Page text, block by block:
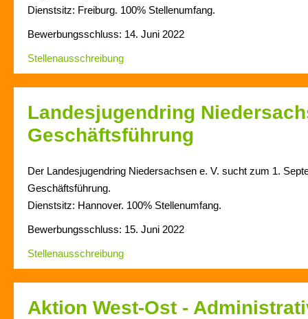
Dienstsitz: Freiburg. 100% Stellenumfang.
Bewerbungsschluss: 14. Juni 2022
Stellenausschreibung
Landesjugendring
Geschäftsführung
Der Landesjugendring Niedersachsen e. V. sucht zum 1.
Geschäftsführung.
Dienstsitz: Hannover. 100% Stellenumfang.
Bewerbungsschluss: 15. Juni 2022
Stellenausschreibung
Aktion West-Ost -